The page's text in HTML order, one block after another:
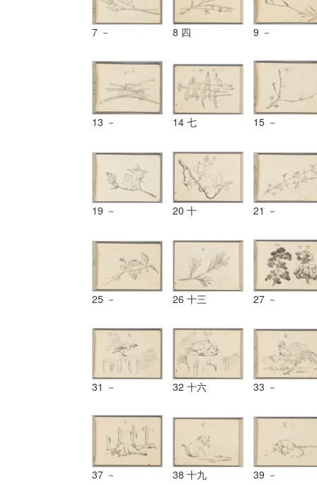
7 － 8 四 9 －
13 － 14 七 15 －
19 － 20 十 21 －
25 － 26 十三 27 －
31 － 32 十六 33 －
37 － 38 十九 39 －